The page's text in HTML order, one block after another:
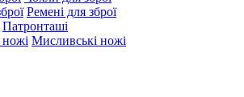
Ремені для зброї
Патронташі
Мисливські ножі